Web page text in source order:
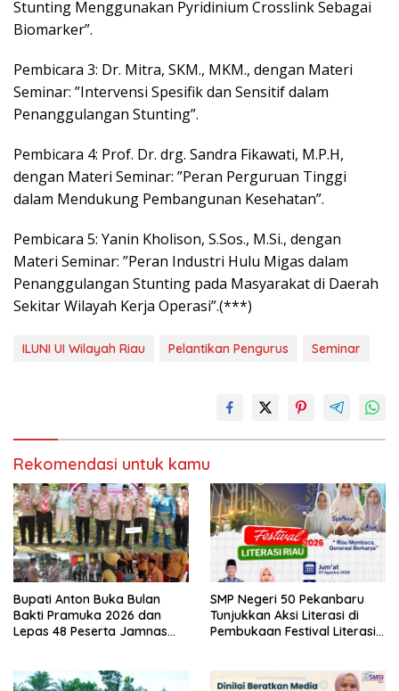
Stunting Menggunakan Pyridinium Crosslink Sebagai
Biomarker”.
Pembicara 3: Dr. Mitra, SKM., MKM., dengan Materi
Seminar: ”Intervensi Spesifik dan Sensitif dalam
Penanggulangan Stunting”.
Pembicara 4: Prof. Dr. drg. Sandra Fikawati, M.P.H,
dengan Materi Seminar: ”Peran Perguruan Tinggi
dalam Mendukung Pembangunan Kesehatan”.
Pembicara 5: Yanin Kholison, S.Sos., M.Si., dengan
Materi Seminar: ”Peran Industri Hulu Migas dalam
Penanggulangan Stunting pada Masyarakat di Daerah
Sekitar Wilayah Kerja Operasi”.(***)
ILUNI UI Wilayah Riau Pelantikan Pengurus Seminar
Rekomendasi untuk kamu
Bupati Anton Buka Bulan
Bakti Pramuka 2026 dan
Lepas 48 Peserta Jamnas
SMP Negeri 50 Pekanbaru
Tunjukkan Aksi Literasi di
Pembukaan Festival Literasi